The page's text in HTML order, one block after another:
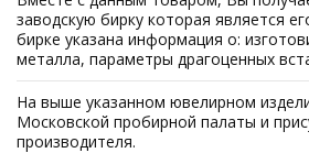
заводскую бирку которая является
бирке указана информация о:
металла, параметры драгоценных
На выше указанном ювелирном
Московской пробирной палаты и
производителя.